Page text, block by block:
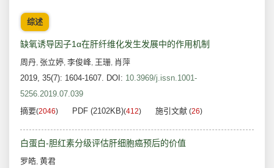
综述
缺氧诱导因子1α在肝纤维化发生发展中的作用机制
周丹, 张立婷, 李俊峰, 王珊, 肖萍
2019, 35(7): 1604-1607. DOI: 10.3969/j.issn.1001-
5256.2019.07.039
摘要(2046) PDF (2102KB)(412) 施引文献 (26)
白蛋白-胆红素分级评估肝细胞癌预后的价值
罗皓, 黄君